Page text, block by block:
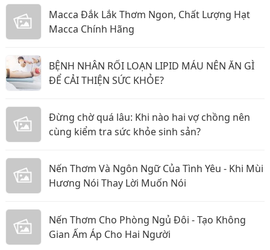
Macca Đắk Lắk Thơm Ngon, Chất Lượng Hạt
Macca Chính Hãng
BỆNH NHÂN RỐI LOẠN LIPID MÁU NÊN ĂN GÌ
ĐỂ CẢI THIỆN SỨC KHỎE?
Đừng chờ quá lâu: Khi nào hai vợ chồng nên
cùng kiểm tra sức khỏe sinh sản?
Nến Thơm Và Ngôn Ngữ Của Tình Yêu - Khi Mùi
Hương Nói Thay Lời Muốn Nói
Nến Thơm Cho Phòng Ngủ Đôi - Tạo Không
Gian Ấm Áp Cho Hai Người